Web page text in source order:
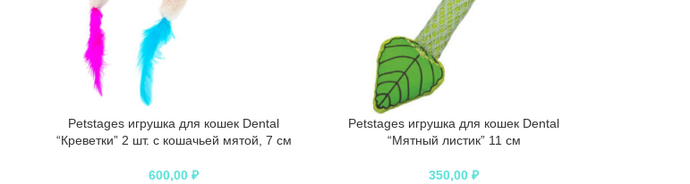
Petstages игрушка для кошек Dental
“Креветки” 2 шт. с кошачьей мятой, 7 см
600,00₽
Petstages игрушка для кошек Dental
“Мятный листик” 11 см
350,00₽